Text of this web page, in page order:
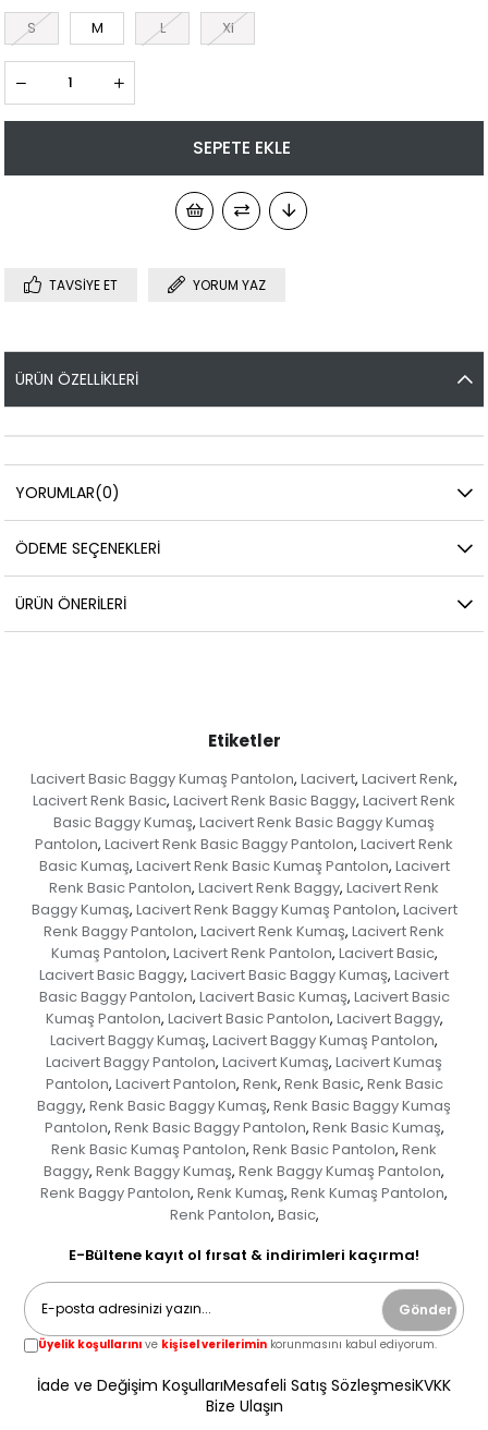
S M L Xl
TAVSIYE ET YORUM YAZ
ÜRÜN ÖZELLIKLERI
YORUMLAR(0)
ÖDEME SEÇENEKLERI
ÜRÜN ÖNERILERI
Etiketler
Lacivert Basic Baggy Kumaş Pantolon, Lacivert, Lacivert Renk,
Lacivert Renk Basic, Lacivert Renk Basic Baggy, Lacivert Renk
Basic Baggy Kumaş, Lacivert Renk Basic Baggy Kumaş
Pantolon, Lacivert Renk Basic Baggy Pantolon, Lacivert Renk
Basic Kumaş, Lacivert Renk Basic Kumaş Pantolon, Lacivert
Renk Basic Pantolon, Lacivert Renk Baggy, Lacivert Renk
Baggy Kumaş, Lacivert Renk Baggy Kumaş Pantolon, Lacivert
Renk Baggy Pantolon, Lacivert Renk Kumaş, Lacivert Renk
Kumaş Pantolon, Lacivert Renk Pantolon, Lacivert Basic,
Lacivert Basic Baggy, Lacivert Basic Baggy Kumaş, Lacivert
Basic Baggy Pantolon, Lacivert Basic Kumaş, Lacivert Basic
Kumaş Pantolon, Lacivert Basic Pantolon, Lacivert Baggy,
Lacivert Baggy Kumaş, Lacivert Baggy Kumaş Pantolon,
Lacivert Baggy Pantolon, Lacivert Kumaş, Lacivert Kumaş
Pantolon, Lacivert Pantolon, Renk, Renk Basic, Renk Basic
Baggy, Renk Basic Baggy Kumaş, Renk Basic Baggy Kumaş
Pantolon, Renk Basic Baggy Pantolon, Renk Basic Kumaş,
Renk Basic Kumaş Pantolon, Renk Basic Pantolon, Renk
Baggy, Renk Baggy Kumaş, Renk Baggy Kumaş Pantolon,
Renk Baggy Pantolon, Renk Kumaş, Renk Kumaş Pantolon,
Renk Pantolon, Basic,
E-Bültene kayıt ol fırsat & indirimleri kaçırma!
Gönder
Üyelik koşullarını ve kişisel verilerimin korunmasını kabul ediyorum.
İade ve Değişim KoşullarıMesafeli Satış SözleşmesiKVKK
Bize Ulaşın